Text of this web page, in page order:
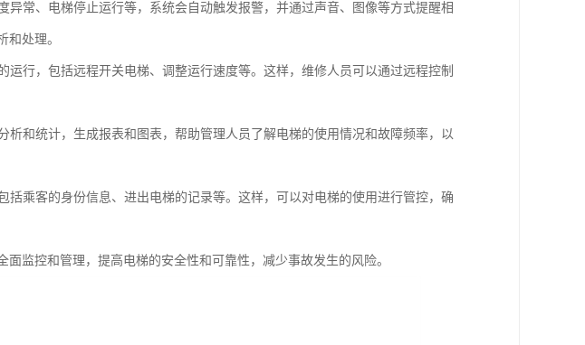
异常、电梯停止运行等，系统会自动触发报警，并通过声音、图像等方式提醒相
和处理。
行，包括远程开关电梯、调整运行速度等。这样，维修人员可以通过远程控制
析和统计，生成报表和图表，帮助管理人员了解电梯的使用情况和故障频率，以
括乘客的身份信息、进出电梯的记录等。这样，可以对电梯的使用进行管控，确
监控和管理，提高电梯的安全性和可靠性，减少事故发生的风险。